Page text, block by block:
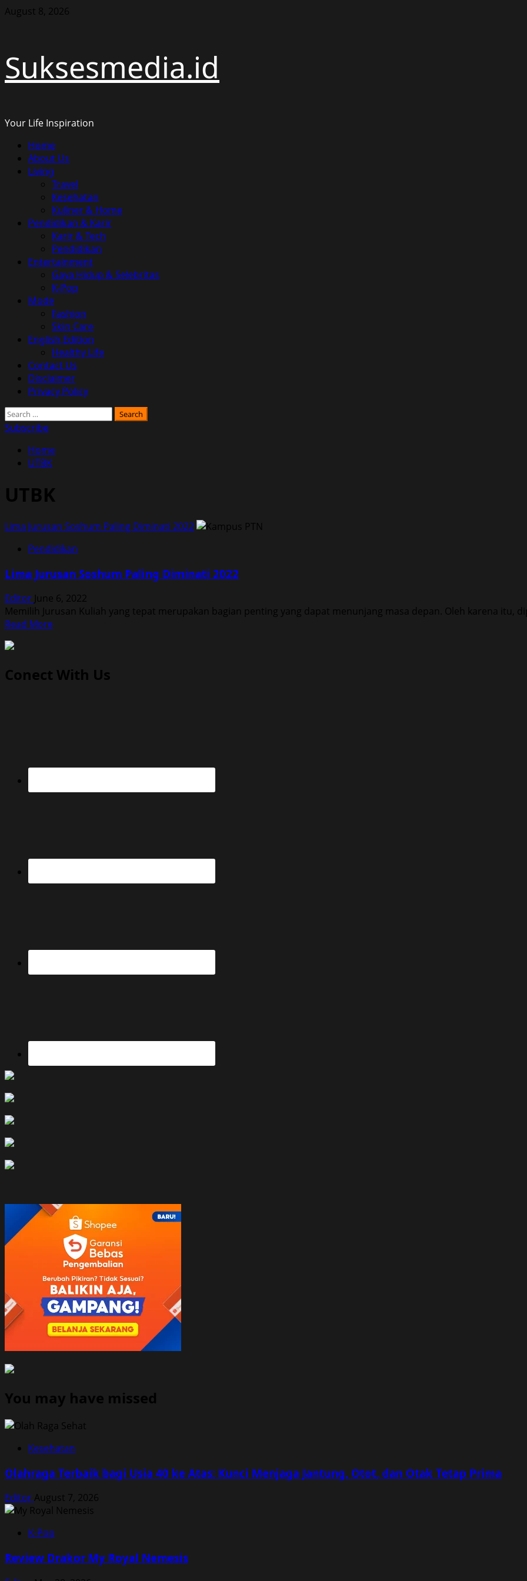
Skip
August 8, 2026
Suksesmedia.id
Your Life Inspiration
Primary
Menu
Home
About Us
Living
Travel
Kesehatan
Kuliner & Home
Pendidikan & Karir
Karir & Tech
Pendidikan
Entertainment
Gaya Hidup & Selebritas
K-Pop
Mode
Fashion
Skin Care
English Edition
Healthy Life
Contact Us
Disclaimer
Privacy Policy
Search
for:
Subscribe
Home
UTBK
UTBK
Lima Jurusan Soshum Paling Diminati 2022
Pendidikan
Lima Jurusan Soshum Paling Diminati 2022
Editor June 6, 2022
Memilih Jurusan Kuliah yang tepat merupakan bagian penting yang dapat menunjang masa depan. Oleh karena itu,
Read MoreRead
Jurusan
Conect With Us
You may have missed
Kesehatan
Olahraga Terbaik bagi Usia 40 ke Atas: Kunci Menjaga Jantung, Otot, dan Otak Tetap Prima
Editor August 7, 2026
K-Pop
Review Drakor My Royal Nemesis